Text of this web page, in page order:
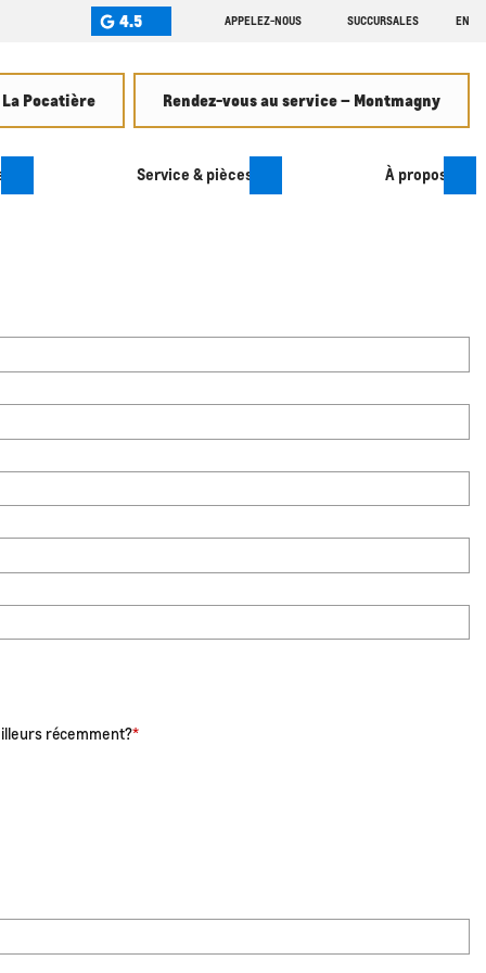
4.5 APPELEZ-NOUS SUCCURSALES EN
Pocatière Rendez-vous au service – Montmagny
Service & pièces À propos
récemment?*